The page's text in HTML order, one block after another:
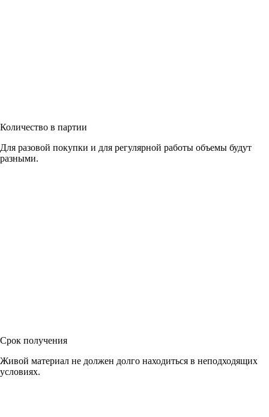
Количество в партии
Для разовой покупки и для регулярной работы объемы будут
разными.
Срок получения
Живой материал не должен долго находиться в неподходящих
условиях.